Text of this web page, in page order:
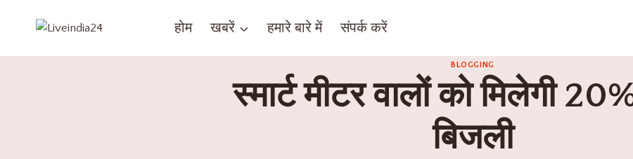
होम खबरें हमारे बारे में संपर्क करें
BLOGGING
स्मार्ट मीटर वालों को मिलेगी
बिजली